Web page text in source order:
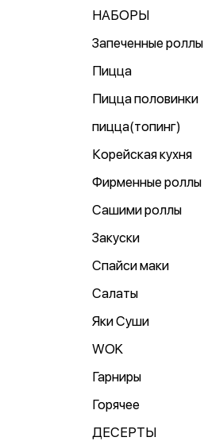
НАБОРЫ
Запеченные роллы
Пицца
Пицца половинки
пицца(топинг)
Корейская кухня
Фирменные роллы
Сашими роллы
Закуски
Спайси маки
Салаты
Яки Суши
WOK
Гарниры
Горячее
ДЕСЕРТЫ